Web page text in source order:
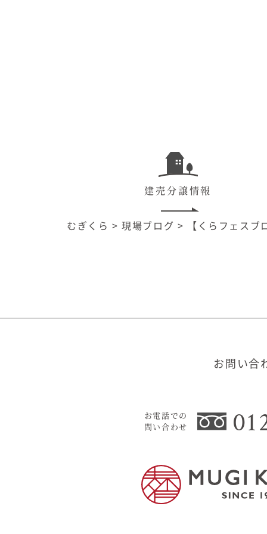
建売分譲情報
むぎくら >現場ブログ > 【くらフェス
お問い合
お電話での
問い合わせ